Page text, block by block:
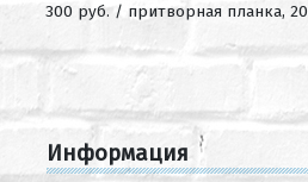
300 руб. / притворная планка,
Информация